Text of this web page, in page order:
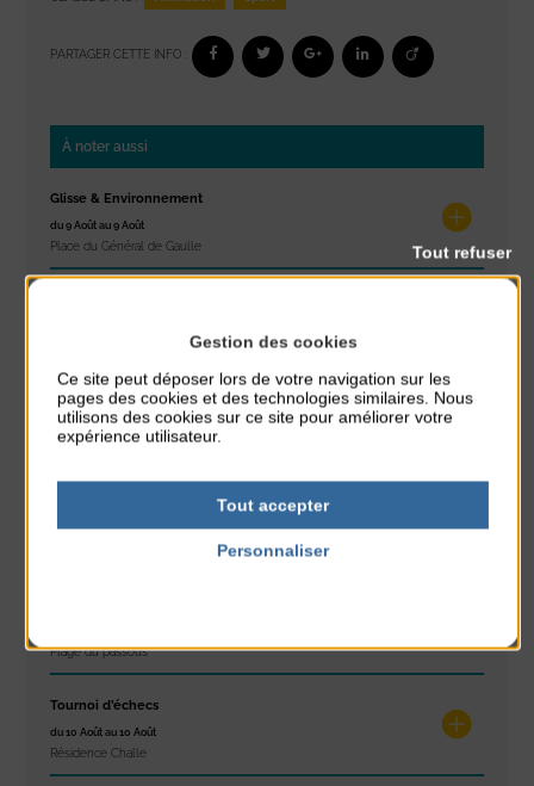
PARTAGER CETTE INFO :
À noter aussi
Glisse & Environnement
du 9 Août au 9 Août
Place du Général de Gaulle
Place du Général de Gaulle
Exposition « Itinéraires »
du 10 Août au 16 Août
Petit Office
du 10 Août au 14 Août
Plage du passous
Tournoi d’échecs
du 10 Août au 10 Août
Résidence Challe
Gestion des cookies
Ce site peut déposer lors de votre navigation sur les
pages des cookies et des technologies similaires. Nous
utilisons des cookies sur ce site pour améliorer votre
expérience utilisateur.
Tout accepter
Tout refuser
Personnaliser